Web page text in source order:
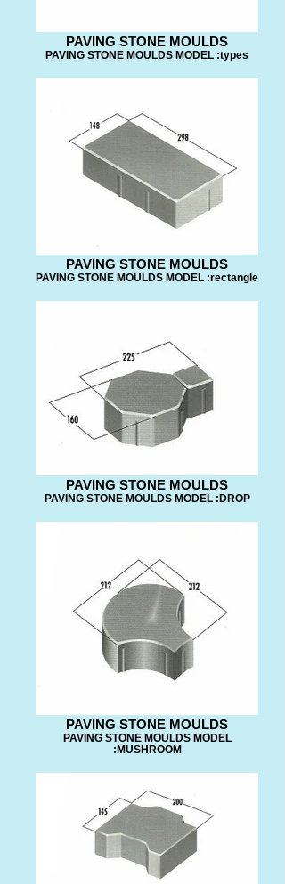
PAVING STONE MOULDS
PAVING STONE MOULDS MODEL :types
PAVING STONE MOULDS
PAVING STONE MOULDS MODEL :rectangle
PAVING STONE MOULDS
PAVING STONE MOULDS MODEL :DROP
PAVING STONE MOULDS
PAVING STONE MOULDS MODEL
:MUSHROOM